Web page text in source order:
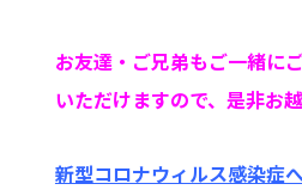
お友達・ご兄弟もご一緒に
いただけますので、是非お
新型コロナウィルス感染症